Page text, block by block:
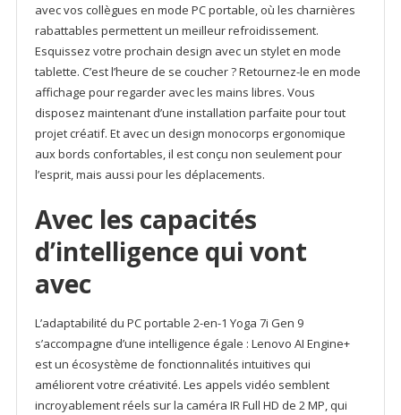
avec vos collègues en mode PC portable, où les charnières
rabattables permettent un meilleur refroidissement.
Esquissez votre prochain design avec un stylet en mode
tablette. C’est l’heure de se coucher ? Retournez-le en mode
affichage pour regarder avec les mains libres. Vous
disposez maintenant d’une installation parfaite pour tout
projet créatif. Et avec un design monocorps ergonomique
aux bords confortables, il est conçu non seulement pour
l’esprit, mais aussi pour les déplacements.
Avec les capacités
d’intelligence qui vont
avec
L’adaptabilité du PC portable 2-en-1 Yoga 7i Gen 9
s’accompagne d’une intelligence égale : Lenovo AI Engine+
est un écosystème de fonctionnalités intuitives qui
améliorent votre créativité. Les appels vidéo semblent
incroyablement réels sur la caméra IR Full HD de 2 MP, qui